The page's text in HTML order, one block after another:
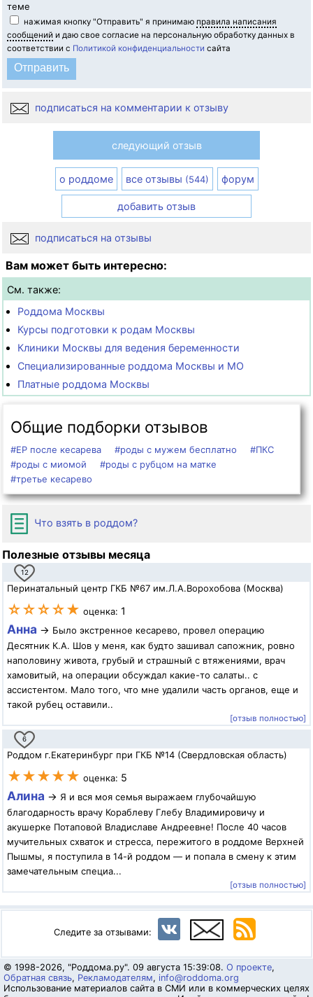
теме
нажимая кнопку "Отправить" я принимаю правила написания
сообщений и даю свое согласие на персональную обработку данных в
соответствии с Политикой конфиденциальности сайта
подписаться на комментарии к отзыву
следующий отзыв
о роддоме все отзывы (544) форум
добавить отзыв
подписаться на отзывы
Вам может быть интересно:
См. также:
Роддома Москвы
Курсы подготовки к родам Москвы
Клиники Москвы для ведения беременности
Специализированные роддома Москвы и МО
Платные роддома Москвы
Общие подборки отзывов
#ЕР после кесарева #роды с мужем бесплатно
#ПКС
#роды с миомой
#роды с рубцом на матке
#третье кесарево
Что взять в роддом?
Полезные отзывы месяца
12
Перинатальный центр ГКБ №67 им.Л.А.Ворохобова (Москва)
☆☆☆☆★ оценка: 1
Анна → Было экстренное кесарево, провел операцию
Десятник К.А. Шов у меня, как будто зашивал сапожник, ровно
наполовину живота, грубый и страшный с втяжениями, врач
хамовитый, на операции обсуждал какие-то салаты.. с
ассистентом. Мало того, что мне удалили часть органов, еще и
такой рубец оставили..
[отзыв полностью]
6
Роддом г.Екатеринбург при ГКБ №14 (Свердловская область)
★★★★★ оценка: 5
Алина → Я и вся моя семья выражаем глубочайшую
благодарность врачу Кораблеву Глебу Владимировичу и
акушерке Потаповой Владиславе Андреевне! После 40 часов
мучительных схваток и стресса, пережитого в роддоме Верхней
Пышмы, я поступила в 14-й роддом — и попала в смену к этим
замечательным специа...
[отзыв полностью]
Следите за отзывами:
© 1998-2026, "Роддома.ру". 09 августа 15:39:08. О проекте,
Обратная связь, Рекламодателям, info@roddoma.org
Использование материалов сайта в СМИ или в коммерческих целях